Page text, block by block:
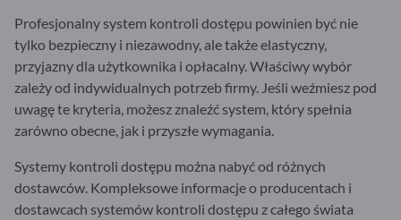
Profesjonalny system kontroli dostępu powinien być nie
tylko bezpieczny i niezawodny, ale także elastyczny,
przyjazny dla użytkownika i opłacalny. Właściwy wybór
zależy od indywidualnych potrzeb firmy. Jeśli weźmiesz pod
uwagę te kryteria, możesz znaleźć system, który spełnia
zarówno obecne, jak i przyszłe wymagania.
Systemy kontroli dostępu można nabyć od różnych
dostawców. Kompleksowe informacje o producentach i
dostawcach systemów kontroli dostępu z całego świata